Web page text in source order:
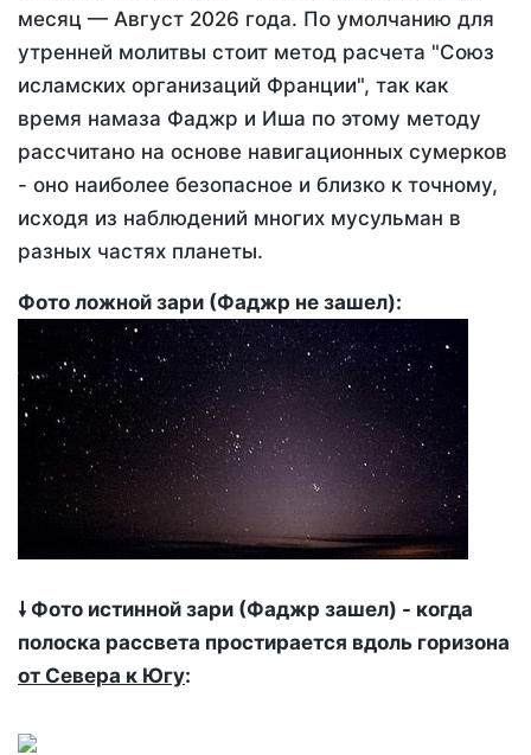
месяц — Август 2026 года. По умолчанию для
утренней молитвы стоит метод расчета "Союз
исламских организаций Франции", так как
время намаза Фаджр и Иша по этому методу
рассчитано на основе навигационных сумерков
- оно наиболее безопасное и близко к точному,
исходя из наблюдений многих мусульман в
разных частях планеты.
Фото ложной зари (Фаджр не зашел):
🠗 Фото истинной зари (Фаджр зашел) - когда
полоска рассвета простирается вдоль горизона
от Севера к Югу: